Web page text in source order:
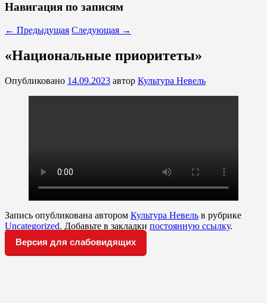
Навигация по записям
← Предыдущая Следующая →
«Национальные приоритеты»
Опубликовано 14.09.2023 автор Культура Невель
Запись опубликована автором Культура Невель в рубрике
Uncategorized. Добавьте в закладки постоянную ссылку.
Версия для слабовидящих